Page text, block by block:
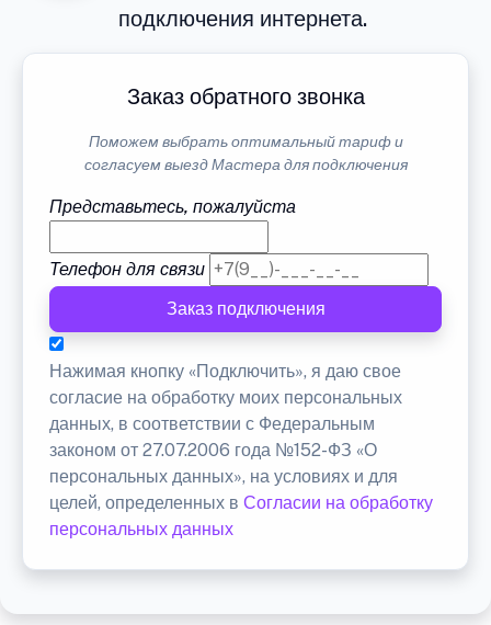
подключения интернета.
Заказ обратного звонка
Поможем выбрать оптимальный тариф и
согласуем выезд Мастера для подключения
Представьтесь, пожалуйста
Телефон для связи
Заказ подключения
Нажимая кнопку «Подключить», я даю свое
согласие на обработку моих персональных
данных, в соответствии с Федеральным
законом от 27.07.2006 года №152-ФЗ «О
персональных данных», на условиях и для
целей, определенных в Согласии на обработку
персональных данных